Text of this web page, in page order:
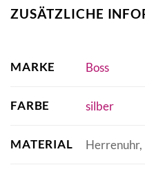
ZUSÄTZLICHE
MARKE Boss
FARBE silber
MATERIAL Herrenuhr,